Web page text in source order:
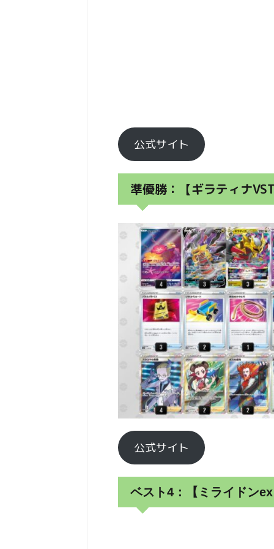
公式サイト
準優勝：【ギラティナ
公式サイト
ベスト4：【ミライドン